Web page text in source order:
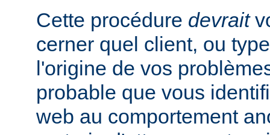
Cette procédure devrait
cerner quel client, ou
l'origine de vos
probable que vous
web au comportement